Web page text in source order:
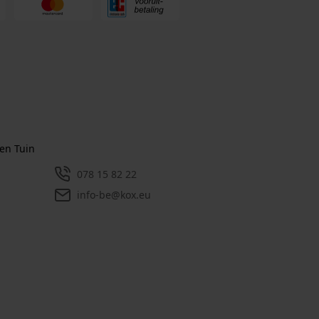
Tuin
078 15 82 22
info-be@kox.eu